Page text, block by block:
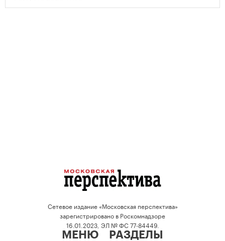
проектов.
Сетевое издание «Московская перспектива»
зарегистрировано в Роскомнадзоре
16.01.2023, ЭЛ № ФС 77-84449.
МЕНЮ РАЗДЕЛЫ